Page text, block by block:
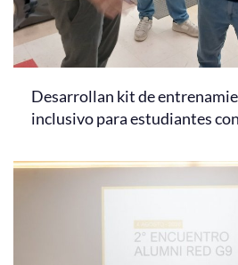
Desarrollan kit de
inclusivo para estudiantes